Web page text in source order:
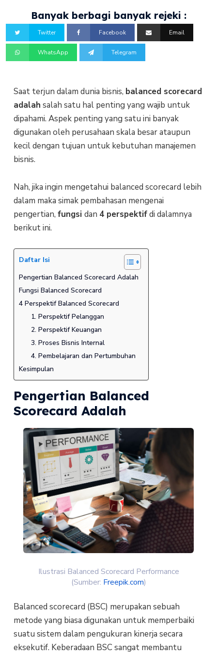
Banyak berbagi banyak rejeki :
Twitter Facebook Email
WhatsApp Telegram
Saat terjun dalam dunia bisnis, balanced scorecard
adalah salah satu hal penting yang wajib untuk
dipahami. Aspek penting yang satu ini banyak
digunakan oleh perusahaan skala besar ataupun
kecil dengan tujuan untuk kebutuhan manajemen
bisnis.
Nah, jika ingin mengetahui balanced scorecard lebih
dalam maka simak pembahasan mengenai
pengertian, fungsi dan 4 perspektifdi dalamnya
berikut ini.
Daftar Isi
Pengertian Balanced Scorecard Adalah
Fungsi Balanced Scorecard
4 Perspektif Balanced Scorecard
1. Perspektif Pelanggan
2. Perspektif Keuangan
3. Proses Bisnis Internal
4. Pembelajaran dan Pertumbuhan
Kesimpulan
Pengertian Balanced
Scorecard Adalah
Ilustrasi Balanced Scorecard Performance
(Sumber: Freepik.com)
Balanced scorecard (BSC) merupakan sebuah
metode yang biasa digunakan untuk memperbaiki
suatu sistem dalam pengukuran kinerja secara
eksekutif. Keberadaan BSC sangat membantu